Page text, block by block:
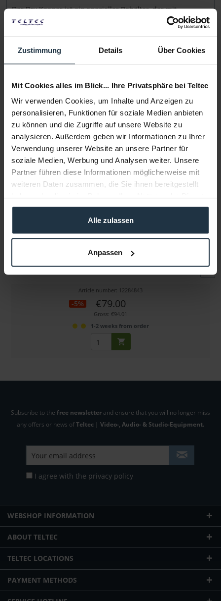
Zustimmung Details Über Cookies
Mit Cookies alles im Blick... Ihre Privatsphäre bei Teltec
Wir verwenden Cookies, um Inhalte und Anzeigen zu
personalisieren, Funktionen für soziale Medien anbieten
zu können und die Zugriffe auf unsere Website zu
analysieren. Außerdem geben wir Informationen zu Ihrer
Verwendung unserer Website an unsere Partner für
soziale Medien, Werbung und Analysen weiter. Unsere
Partner führen diese Informationen möglicherweise mit
weiteren Daten zusammen, die Sie ihnen bereitgestellt
gesammelt haben.
Alle zulassen
Anpassen
Der Dry Keeper ist ein spezieller Behälter, der mit
kugelförmigen Silicagel gefüllt ist und...
Manufacturer & Product Safety Information
Folgende Infos zum Hersteller sind verfübar...... more
More articles from +++ HPRC +++ look at
Schaumstoffeinlagen-Set, passend für HPRC2700W
Article number: 12284843
-5% €79.00
Gross: €94.01
1-2 weeks from order
Subscribe to the free newsletter and ensure that you will no longer miss
any offers or news ofTeltec | Video-, Audio- & Studio-Equipment.
I agree with the privacy policy
WEBSHOP INFORMATION
ABOUT TELTEC
TELTEC LOCATIONS
PAYMENT METHODS